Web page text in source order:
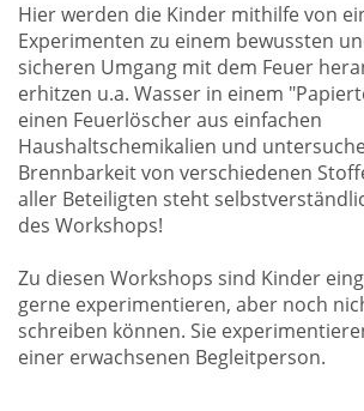
Hier werden die Kinder mithilfe von
Experimenten zu einem bewussten
sicheren Umgang mit dem Feuer
erhitzen u.a. Wasser in einem
einen Feuerlöscher aus einfachen
Haushaltschemikalien und
Brennbarkeit von verschiedenen
aller Beteiligten steht
des Workshops!
Zu diesen Workshops sind Kinder
gerne experimentieren, aber noch
schreiben können. Sie
einer erwachsenen Begleitperson.